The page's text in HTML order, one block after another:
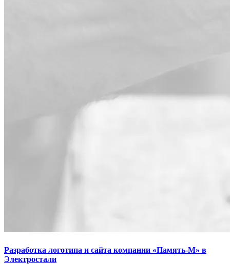
Разработка логотипа и сайта компании «Память-М» в
Электростали